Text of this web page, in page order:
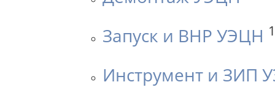
Запуск и ВНР УЭЦН
Инструмент и ЗИП